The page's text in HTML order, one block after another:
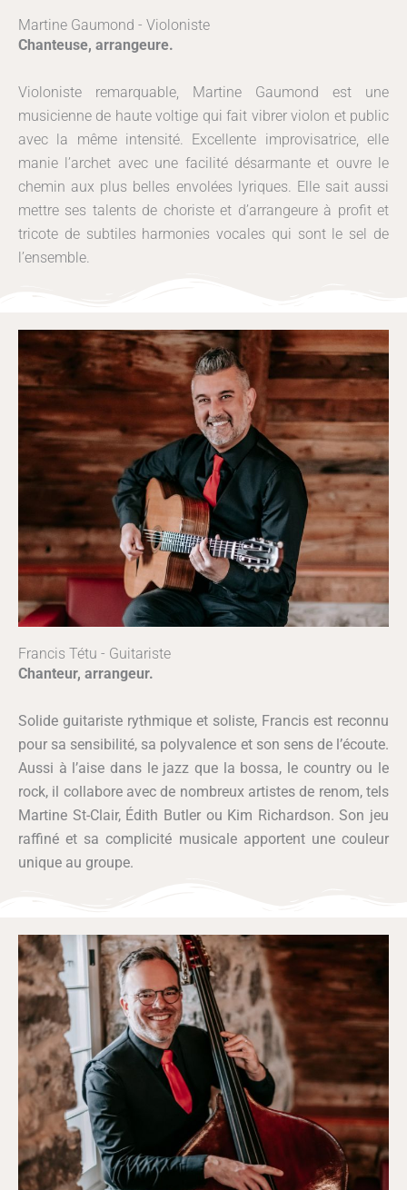
Martine Gaumond - Violoniste
Chanteuse, arrangeure.
Violoniste remarquable, Martine Gaumond est une
musicienne de haute voltige qui fait vibrer violon et public
avec la même intensité. Excellente improvisatrice, elle
manie l’archet avec une facilité désarmante et ouvre le
chemin aux plus belles envolées lyriques. Elle sait aussi
mettre ses talents de choriste et d’arrangeure à profit et
tricote de subtiles harmonies vocales qui sont le sel de
l’ensemble.
Francis Tétu - Guitariste
Chanteur, arrangeur.
Solide guitariste rythmique et soliste, Francis est reconnu
pour sa sensibilité, sa polyvalence et son sens de l’écoute.
Aussi à l’aise dans le jazz que la bossa, le country ou le
rock, il collabore avec de nombreux artistes de renom, tels
Martine St-Clair, Édith Butler ou Kim Richardson. Son jeu
raffiné et sa complicité musicale apportent une couleur
unique au groupe.